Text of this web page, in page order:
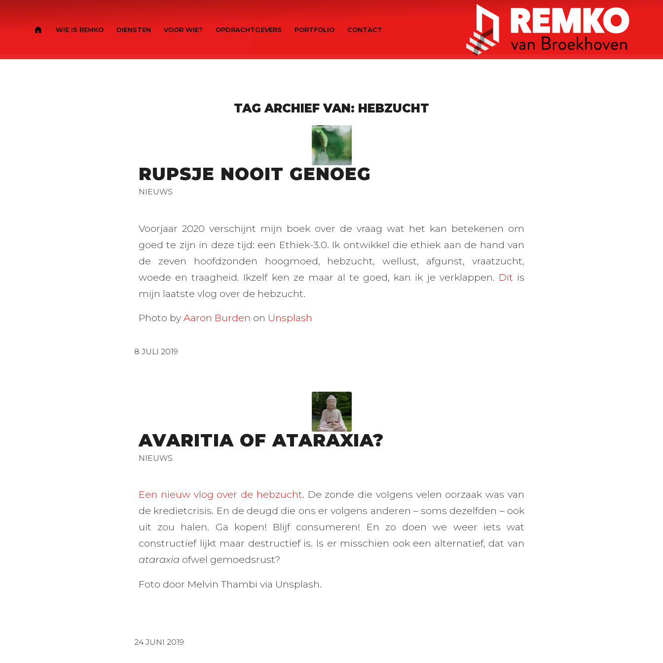
WIE IS REMKO DIENSTEN VOOR WIE? OPDRACHTGEVERS PORTFOLIO CONTACT
TAG ARCHIEF VAN: HEBZUCHT
RUPSJE NOOIT GENOEG
NIEUWS
Voorjaar 2020 verschijnt mijn boek over de vraag wat het kan betekenen om
goed te zijn in deze tijd: een Ethiek-3.0. Ik ontwikkel die ethiek aan de hand van
de zeven hoofdzonden hoogmoed, hebzucht, wellust, afgunst, vraatzucht,
woede en traagheid. Ikzelf ken ze maar al te goed, kan ik je verklappen. Dit is
mijn laatste vlog over de hebzucht.
Photo by Aaron Burden on Unsplash
8 JULI 2019
AVARITIA OF ATARAXIA?
NIEUWS
Een nieuw vlog over de hebzucht. De zonde die volgens velen oorzaak was van
de kredietcrisis. En de deugd die ons er volgens anderen – soms dezelfden – ook
uit zou halen. Ga kopen! Blijf consumeren! En zo doen we weer iets wat
constructief lijkt maar destructief is. Is er misschien ook een alternatief, dat van
ataraxia ofwel gemoedsrust?
Foto door Melvin Thambi via Unsplash.
24 JUNI 2019